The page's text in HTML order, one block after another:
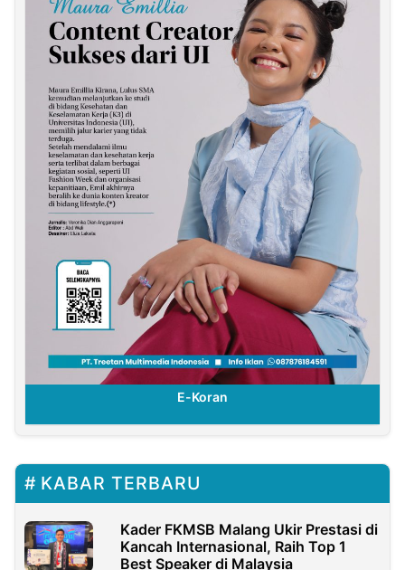
E-Koran
KABAR TERBARU
Kader FKMSB Malang Ukir Prestasi di
Kancah Internasional, Raih Top 1
Best Speaker di Malaysia